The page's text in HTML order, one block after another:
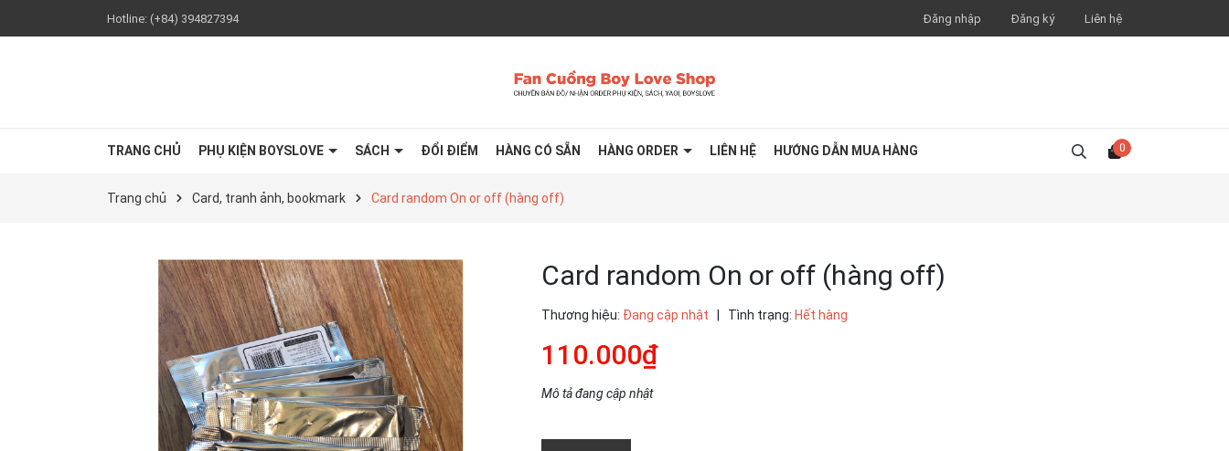
Hotline: (+84) 394827394 Đăng nhập Đăng ký Liên hệ
TRANG CHỦ PHỤ KIỆN BOYSLOVE SÁCH ĐỔI ĐIỂM HÀNG CÓ SẴN HÀNG ORDER LIÊN HỆ HƯỚNG DẪN MUA HÀNG 0
Trang chủ Card, tranh ảnh, bookmark Card random On or off (hàng off)
Card random On or off (hàng off)
Thương hiệu: Đang cập nhật Tình trạng: Hết hàng
110.000₫
Mô tả đang cập nhật